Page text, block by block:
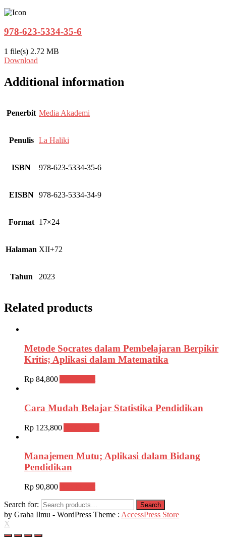
978-623-5334-35-6
1 file(s) 2.72 MB
Download
Additional information
Penerbit Media Akademi
Penulis La Haliki
ISBN 978-623-5334-35-6
EISBN 978-623-5334-34-9
Format 17×24
Halaman XII+72
Tahun 2023
Related products
Metode Socrates dalam Pembelajaran Berpikir
Kritis; Aplikasi dalam Matematika
Rp 84,800
Cara Mudah Belajar Statistika Pendidikan
Rp 123,800
Manajemen Mutu; Aplikasi dalam Bidang
Pendidikan
Rp 90,800
Search for: Search
by Graha Ilmu - WordPress Theme : AccessPress Store
X